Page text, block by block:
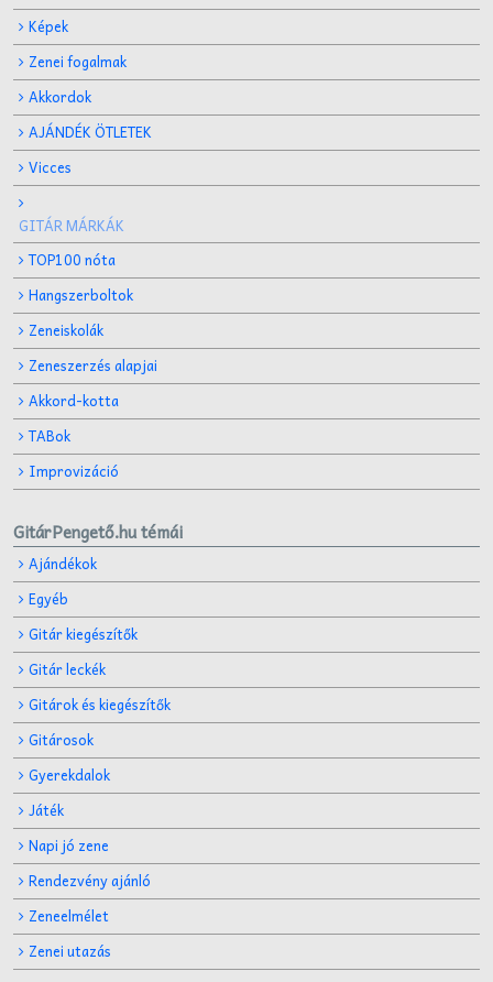
Képek
Zenei fogalmak
Akkordok
AJÁNDÉK ÖTLETEK
Vicces
GITÁR MÁRKÁK
TOP100 nóta
Hangszerboltok
Zeneiskolák
Zeneszerzés alapjai
Akkord-kotta
TABok
Improvizáció
GitárPengető.hu témái
Ajándékok
Egyéb
Gitár kiegészítők
Gitár leckék
Gitárok és kiegészítők
Gitárosok
Gyerekdalok
Játék
Napi jó zene
Rendezvény ajánló
Zeneelmélet
Zenei utazás